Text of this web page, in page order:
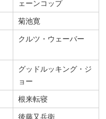
ェーンコップ
菊池寛
クルツ・ウェーバー
グッドルッキング・ジ
ョー
根来転寝
後藤又兵衛